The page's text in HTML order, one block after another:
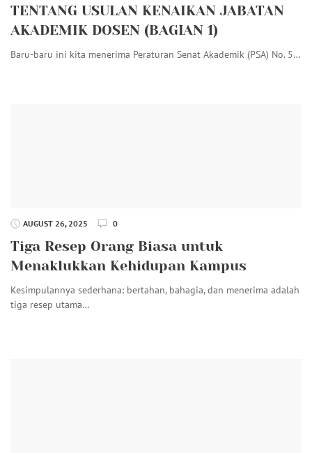
TENTANG USULAN KENAIKAN JABATAN
AKADEMIK DOSEN (BAGIAN 1)
Baru-baru ini kita menerima Peraturan Senat Akademik (PSA) No. 5…
AUGUST 26, 2025 0
Tiga Resep Orang Biasa untuk
Menaklukkan Kehidupan Kampus
Kesimpulannya sederhana: bertahan, bahagia, dan menerima adalah
tiga resep utama…